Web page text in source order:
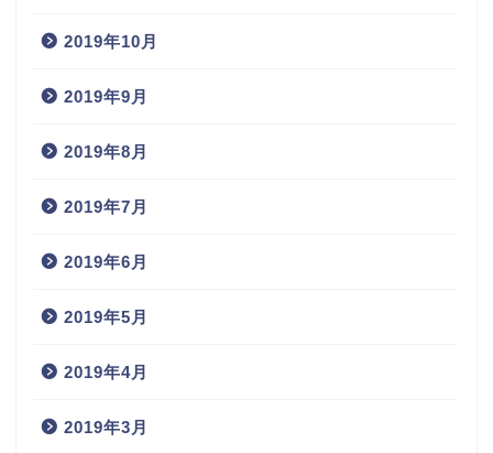
2019年10月
2019年9月
2019年8月
2019年7月
2019年6月
2019年5月
2019年4月
2019年3月